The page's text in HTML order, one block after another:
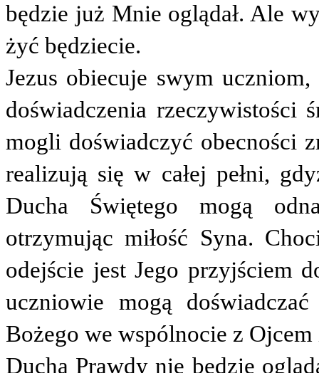
będzie już Mnie oglądał. Ale
żyć będziecie.
Jezus obiecuje swym
doświadczenia rzeczywistości
mogli doświadczyć obecności
realizują się w całej pełni,
Ducha Świętego mogą
otrzymując miłość Syna.
odejście jest Jego przyjściem
uczniowie mogą
Bożego we wspólnocie z
Ducha Prawdy nie będzie